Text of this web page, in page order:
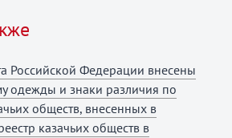
Российской Федерации внесены
одежды и знаки различия по
обществ, внесенных в
казачьих обществ в